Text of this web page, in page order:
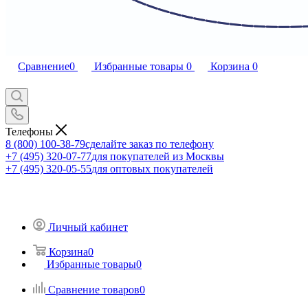
Сравнение0 Избранные товары 0 Корзина 0
Телефоны
8 (800) 100-38-79сделайте заказ по телефону
+7 (495) 320-07-77для покупателей из Москвы
+7 (495) 320-05-55для оптовых покупателей
Личный кабинет
Корзина0
Избранные товары0
Сравнение товаров0